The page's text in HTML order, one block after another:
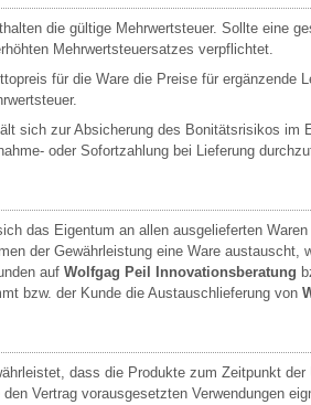
die gültige Mehrwertsteuer. Sollte eine
Mehrwertsteuersatzes verpflichtet.
für die Ware die Preise für
sich zur Absicherung des Bonitätsrisikos im
oder Sofortzahlung bei Lieferung
das Eigentum an allen ausgelieferten
der Gewährleistung eine Ware
auf Wolfgag Peil Innovationsberatung
bzw. der Kunde die Austauschlieferung von
dass die Produkte zum Zeitpunkt
Vertrag vorausgesetzten Verwendungen